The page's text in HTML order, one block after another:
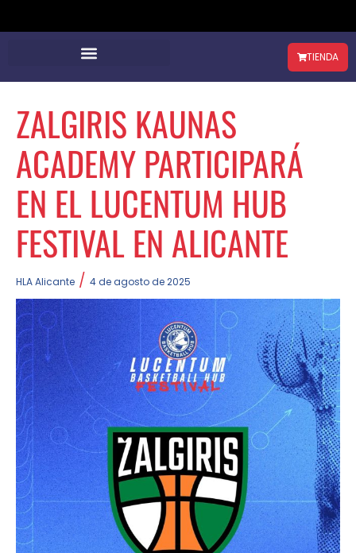
TIENDA
ZALGIRIS KAUNAS
ACADEMY PARTICIPARÁ
EN EL LUCENTUM HUB
FESTIVAL EN ALICANTE
HLA Alicante / 4 de agosto de 2025